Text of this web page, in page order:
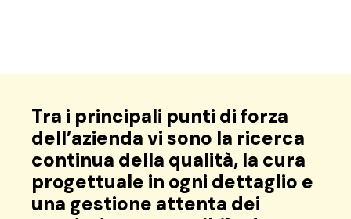
Tra i principali punti di forza
dell’azienda vi sono la ricerca
continua della qualità, la cura
progettuale in ogni dettaglio e
una gestione attenta dei